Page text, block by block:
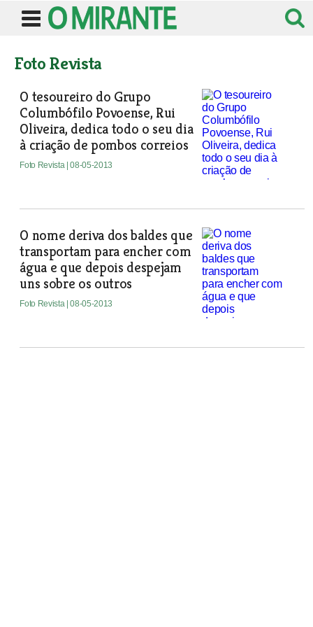
Foto Revista
O tesoureiro do Grupo
Columbófilo Povoense, Rui
Oliveira, dedica todo o seu dia
à criação de pombos correios
Foto Revista | 08-05-2013
O nome deriva dos baldes que
transportam para encher com
água e que depois despejam
uns sobre os outros
Foto Revista | 08-05-2013